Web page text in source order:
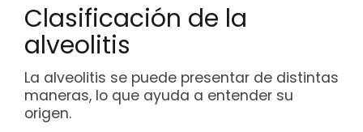
Clasificación de la
alveolitis
La alveolitis se puede presentar de distintas
maneras, lo que ayuda a entender su
origen.